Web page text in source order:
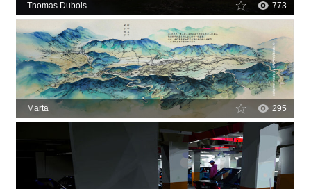
Thomas Dubois 773
Marta 295